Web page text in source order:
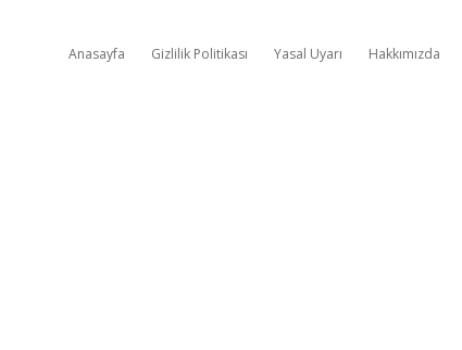
Anasayfa Gizlilik Politikası Yasal Uyarı Hakkımızda